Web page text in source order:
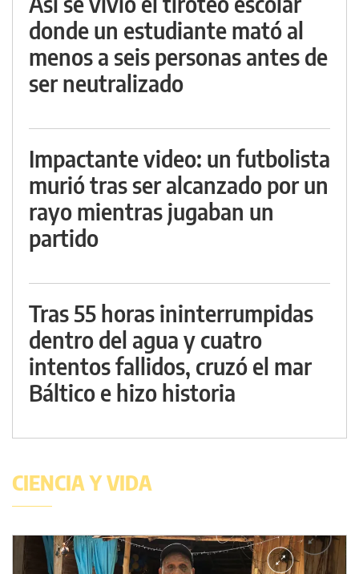
donde un estudiante mató al
menos a seis personas antes de
ser neutralizado
Impactante video: un futbolista
murió tras ser alcanzado por un
rayo mientras jugaban un
partido
Tras 55 horas ininterrumpidas
dentro del agua y cuatro
intentos fallidos, cruzó el mar
Báltico e hizo historia
CIENCIA Y VIDA